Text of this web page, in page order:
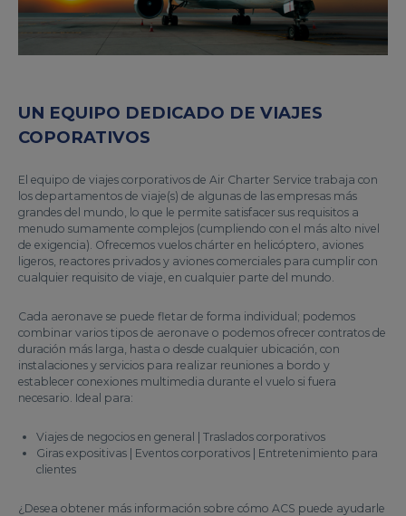
UN EQUIPO DEDICADO DE VIAJES
COPORATIVOS
El equipo de viajes corporativos de Air Charter Service trabaja con
los departamentos de viaje(s) de algunas de las empresas más
grandes del mundo, lo que le permite satisfacer sus requisitos a
menudo sumamente complejos (cumpliendo con el más alto nivel
de exigencia). Ofrecemos vuelos chárter en helicóptero, aviones
ligeros, reactores privados y aviones comerciales para cumplir con
cualquier requisito de viaje, en cualquier parte del mundo.
Cada aeronave se puede fletar de forma individual; podemos
combinar varios tipos de aeronave o podemos ofrecer contratos de
duración más larga, hasta o desde cualquier ubicación, con
instalaciones y servicios para realizar reuniones a bordo y
establecer conexiones multimedia durante el vuelo si fuera
necesario. Ideal para:
Viajes de negocios en general | Traslados corporativos
Giras expositivas | Eventos corporativos | Entretenimiento para
clientes
¿Desea obtener más información sobre cómo ACS puede ayudarle